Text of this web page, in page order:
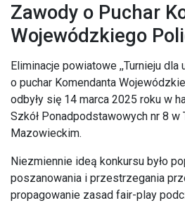
Zawody o Puchar
Wojewódzkiego
Eliminacje powiatowe ,,Turnieju
o puchar Komendanta
odbyły się 14 marca 2025 roku w
Szkół Ponadpodstawowych nr 8 w
Mazowieckim.
Niezmiennie ideą konkursu było
poszanowania i przestrzegania
propagowanie zasad fair-play